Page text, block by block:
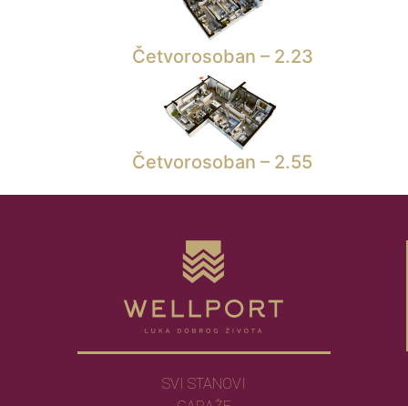
Četvorosoban – 2.23
Četvorosoban – 2.55
SVI STANOVI